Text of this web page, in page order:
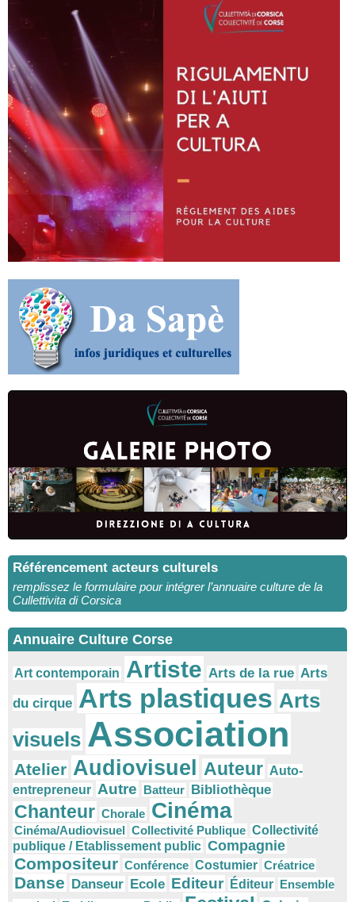
Référencement acteurs culturels
remplissez le formulaire pour intégrer l’annuaire culture de la
Cullettivita di Corsica
Annuaire Culture Corse
Art contemporain Artiste Arts de la rue Arts
du cirque Arts plastiques Arts
visuels Association
Atelier Audiovisuel Auteur Auto-
entrepreneur Autre Batteur Bibliothèque
Chanteur Chorale Cinéma
Cinéma/Audiovisuel Collectivité Publique Collectivité
publique / Etablissement public Compagnie
Compositeur Conférence Costumier Créatrice
Danse Danseur Ecole Editeur Éditeur Ensemble